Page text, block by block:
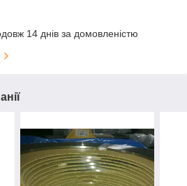
14 днів за домовленістю